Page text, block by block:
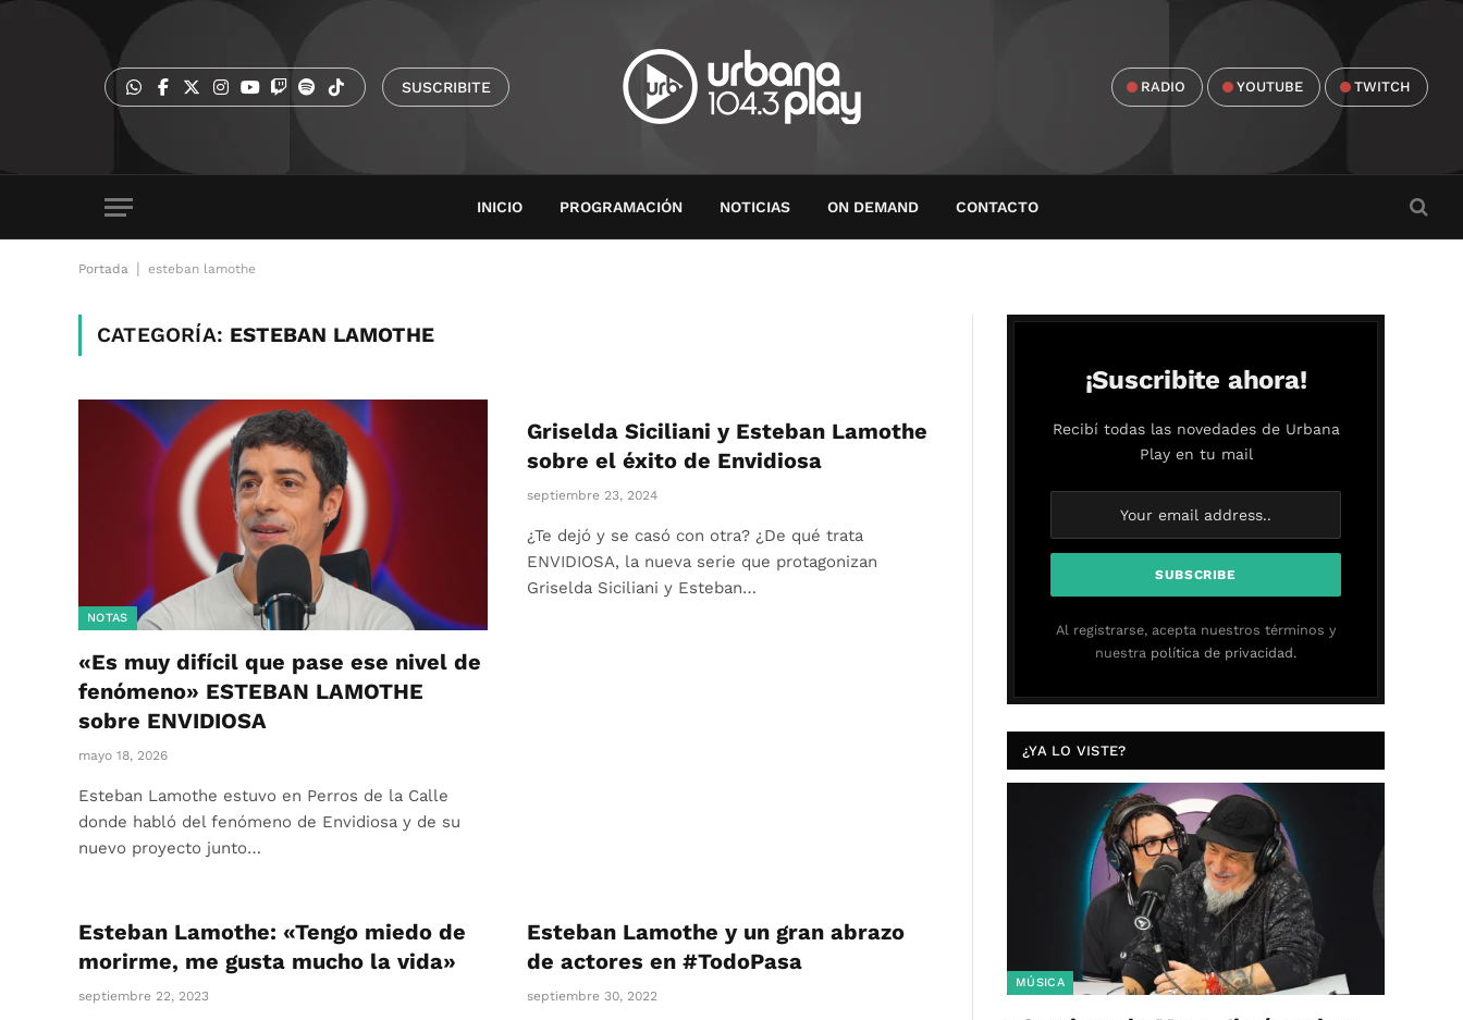
SUSCRIBITE RADIO YOUTUBE TWITCH
INICIO PROGRAMACIÓN NOTICIAS ON DEMAND CONTACTO
Portada esteban lamothe
CATEGORÍA: ESTEBAN LAMOTHE
NOTAS
«Es muy difícil que pase ese nivel de
fenómeno» ESTEBAN LAMOTHE
sobre ENVIDIOSA
mayo 18, 2026
Esteban Lamothe estuvo en Perros de la Calle
donde habló del fenómeno de Envidiosa y de su
nuevo proyecto junto…
Griselda Siciliani y Esteban Lamothe
sobre el éxito de Envidiosa
septiembre 23, 2024
¿Te dejó y se casó con otra? ¿De qué trata
ENVIDIOSA, la nueva serie que protagonizan
Griselda Siciliani y Esteban…
Esteban Lamothe: «Tengo miedo de
morirme, me gusta mucho la vida»
septiembre 22, 2023
Esteban Lamothe y un gran abrazo
de actores en #TodoPasa
septiembre 30, 2022
¡Suscribite ahora!
Recibí todas las novedades de Urbana
Play en tu mail
Al registrarse, acepta nuestros términos y
nuestra política de privacidad.
¿YA LO VISTE?
MÚSICA